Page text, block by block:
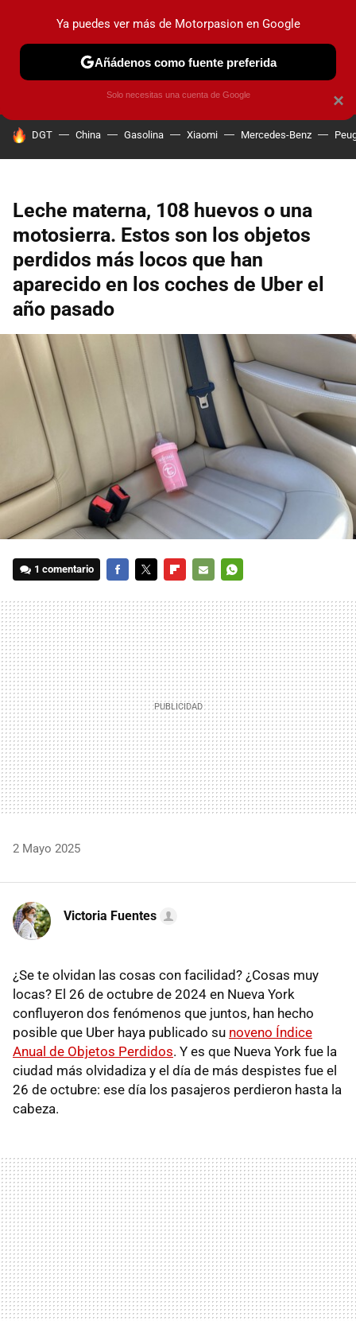
PRUEBAS COCHES ELÉCTRICOS OBSERVATORIO
HOY SE HABLA DE
DGT China Gasolina Xiaomi Mercedes-Benz
Leche materna, 108 huevos o una
motosierra. Estos son los objetos
perdidos más locos que han
aparecido en los coches de Uber el
año pasado
1 comentario
MAIL
2 Mayo 2025
Victoria Fuentes
¿Se te olvidan las cosas con facilidad? ¿Cosas muy
locas? El 26 de octubre de 2024 en Nueva York
confluyeron dos fenómenos que juntos, han hecho
posible que Uber haya publicado su noveno Índice
Anual de Objetos Perdidos. Y es que Nueva York fue la
ciudad más olvidadiza y el día de más despistes fue el
26 de octubre: ese día los pasajeros perdieron hasta la
cabeza.
×
Ya puedes ver más de Motorpasion en Google
Añádenos como fuente preferida
Solo necesitas una cuenta de Google